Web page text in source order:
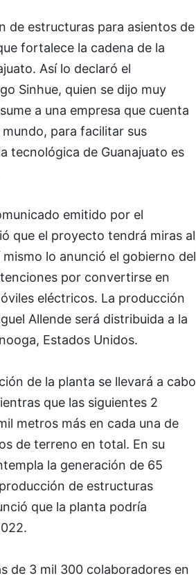
de estructuras para asientos de
fortalece la cadena de la
Así lo declaró el
Sinhue, quien se dijo muy
a una empresa que cuenta
para facilitar sus
tecnológica de Guanajuato es
emitido por el
que el proyecto tendrá miras al
lo anunció el gobierno del
por convertirse en
eléctricos. La producción
Allende será distribuida a la
Estados Unidos.
de la planta se llevará a cabo
que las siguientes 2
metros más en cada una de
de terreno en total. En su
la generación de 65
de estructuras
que la planta podría
de 3 mil 300 colaboradores en